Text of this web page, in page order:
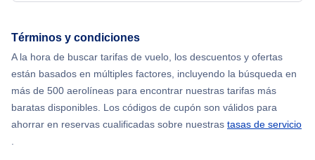
Términos y condiciones
A la hora de buscar tarifas de vuelo, los descuentos y ofertas
están basados en múltiples factores, incluyendo la búsqueda en
más de 500 aerolíneas para encontrar nuestras tarifas más
baratas disponibles. Los códigos de cupón son válidos para
ahorrar en reservas cualificadas sobre nuestras tasas de servicio
.